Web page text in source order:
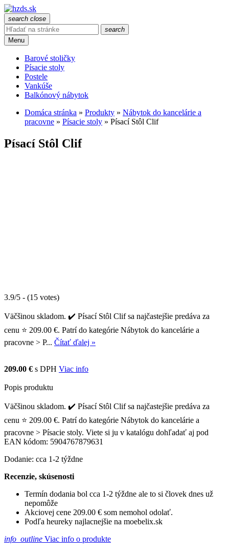
search close
search
Menu
Barové stoličky
Písacie stoly
Postele
Vankúše
Balkónový nábytok
Domáca stránka » Produkty » Nábytok do kancelárie a
pracovne » Písacie stoly » Písací Stôl Clif
Písací Stôl Clif
3.9/5 - (15 votes)
Väčšinou skladom. ✔️ Písací Stôl Clif sa najčastejšie predáva za
cenu ⭐ 209.00 €. Patrí do kategórie Nábytok do kancelárie a
pracovne > P... Čítať ďalej »
209.00 € s DPH Viac info
Popis produktu
Väčšinou skladom. ✔️ Písací Stôl Clif sa najčastejšie predáva za
cenu ⭐ 209.00 €. Patrí do kategórie Nábytok do kancelárie a
pracovne > Písacie stoly. Viete si ju v katalógu dohľadať aj pod
EAN kódom: 5904767879631
Dodanie: cca 1-2 týždne
Recenzie, skúsenosti
Termín dodania bol cca 1-2 týždne ale to si človek dnes už
nepomôže
Akciovej cene 209.00 € som nemohol odolať.
Podľa heureky najlacnejšie na moebelix.sk
info_outline Viac info o produkte